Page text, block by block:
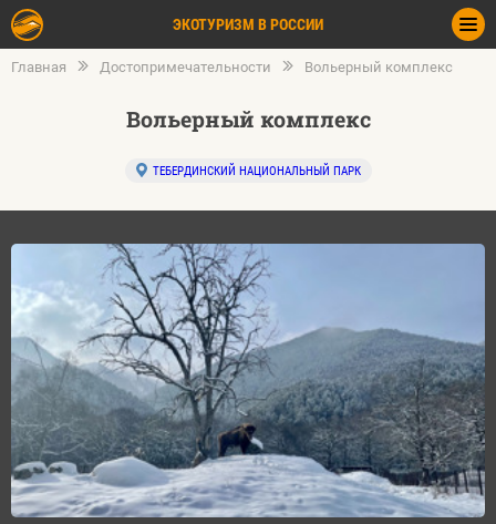
ЭКОТУРИЗМ В РОССИИ
Главная Достопримечательности Вольерный комплекс
Вольерный комплекс
ТЕБЕРДИНСКИЙ НАЦИОНАЛЬНЫЙ ПАРК